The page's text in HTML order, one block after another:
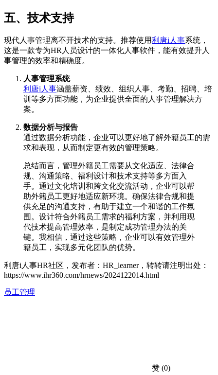
五、技术支持
现代人事管理离不开技术的支持。推荐使用利唐i人事系统，
这是一款专为HR人员设计的一体化人事软件，能有效提升人
事管理的效率和精确度。
人事管理系统
利唐i人事涵盖薪资、绩效、组织人事、考勤、招聘、培
训等多方面功能，为企业提供全面的人事管理解决方
案。
数据分析与报告
通过数据分析功能，企业可以更好地了解外籍员工的需
求和表现，从而制定更有效的管理策略。
总结而言，管理外籍员工需要从文化适应、法律合
规、沟通策略、福利设计和技术支持等多方面入
手。通过文化培训和跨文化交流活动，企业可以帮
助外籍员工更好地适应新环境。确保法律合规和提
供充足的沟通支持，有助于建立一个和谐的工作氛
围。设计符合外籍员工需求的福利方案，并利用现
代技术提高管理效率，是制定成功管理办法的关
键。我相信，通过这些策略，企业可以有效管理外
籍员工，实现多元化团队的优势。
利唐i人事HR社区，发布者：HR_learner，转转请注明出处：
https://www.ihr360.com/hrnews/2024122014.html
员工管理
赞 (0)